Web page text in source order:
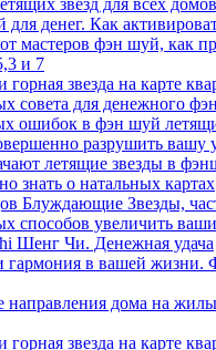
звезд для всех
денег. Как
мастеров фэн шуй, как
и 7
горная звезда на карте
совета для денежного
ошибок в фэн шуй
разрушить вашу
летящие звезды в
знать о натальных картах
Блуждающие Звезды,
способов увеличить
Шенг Чи. Денежная удача
гармония в вашей жизни.
направления дома на
горная звезда на карте